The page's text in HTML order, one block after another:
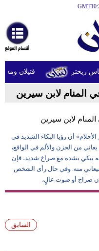
أخبارعاجلة
رياضة
ثقافة
إقتصاد
وموسيقى
أزياء
صحة
وتغذية
وسفر
قتيلان ومصابون جراء 14 غارة
المنام لابن سيرين
لابن سيرين
أن رؤيا البكاء الشديد في
من الحزن والألم في الواقع،
يبكي بشدة مع صراخ شديد، فإن
منه. وفي حال رأى الشخص
صراخ أو صوت عالٍ،
السابق